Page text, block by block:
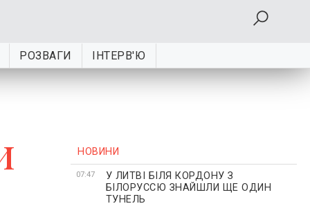
РОЗВАГИ ІНТЕРВ'Ю
НОВИНИ
07:47
У ЛИТВІ БІЛЯ КОРДОНУ З
БІЛОРУССЮ ЗНАЙШЛИ ЩЕ ОДИН
ТУНЕЛЬ